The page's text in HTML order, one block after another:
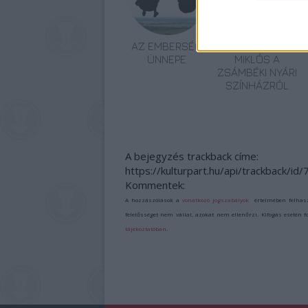
AZ EMBERSÉG
ÜNNEPE
MIKLÓS A
ZSÁMBÉKI NYÁRI
SZÍNHÁZRÓL
A bejegyzés trackback címe:
https://kulturpart.hu/api/trackback/id/
Kommentek:
A hozzászólások avonatkozó jogszabályok értelmében
felelősséget nem vállal, azokat nem ellenőrzi. Kifogás esetén
tájékoztatóban